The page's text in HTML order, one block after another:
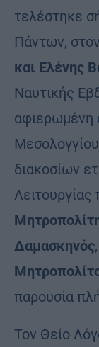
τελέστηκε
Πάντων, στον
και Ελένης
Ναυτικής
αφιερωμένη
διακοσίων
Δαμασκηνός
παρουσία
Τον Θείο